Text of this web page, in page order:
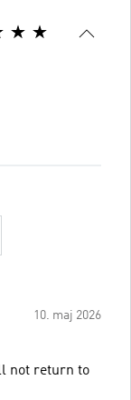
10. maj 2026
not return to